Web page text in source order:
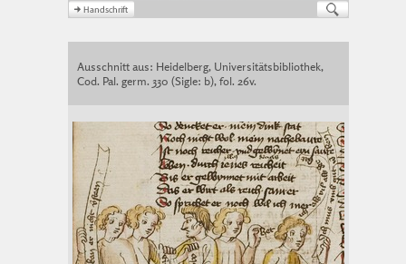
Ausschnitt aus: Heidelberg, Universitätsbibliothek,
Cod. Pal. germ. 330 (Sigle: b), fol. 26v.